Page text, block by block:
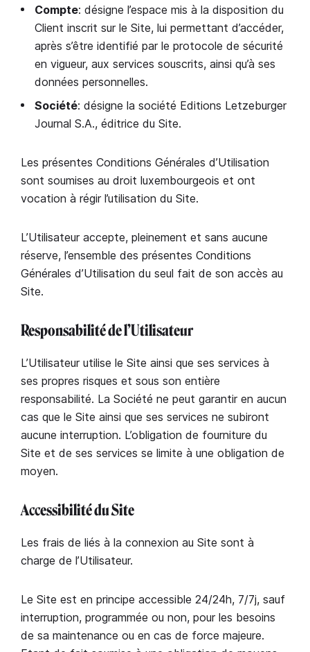
Compte: désigne l’espace mis à la disposition du
Client inscrit sur le Site, lui permettant d’accéder,
après s’être identifié par le protocole de sécurité
en vigueur, aux services souscrits, ainsi qu’à ses
données personnelles.
Société: désigne la société Editions Letzeburger
Journal S.A., éditrice du Site.
Les présentes Conditions Générales d’Utilisation
sont soumises au droit luxembourgeois et ont
vocation à régir l’utilisation du Site.
L’Utilisateur accepte, pleinement et sans aucune
réserve, l’ensemble des présentes Conditions
Générales d’Utilisation du seul fait de son accès au
Site.
Responsabilité de l’Utilisateur
L’Utilisateur utilise le Site ainsi que ses services à
ses propres risques et sous son entière
responsabilité. La Société ne peut garantir en aucun
cas que le Site ainsi que ses services ne subiront
aucune interruption. L’obligation de fourniture du
Site et de ses services se limite à une obligation de
moyen.
Accessibilité du Site
Les frais de liés à la connexion au Site sont à
charge de l’Utilisateur.
Le Site est en principe accessible 24/24h, 7/7j, sauf
interruption, programmée ou non, pour les besoins
de sa maintenance ou en cas de force majeure.